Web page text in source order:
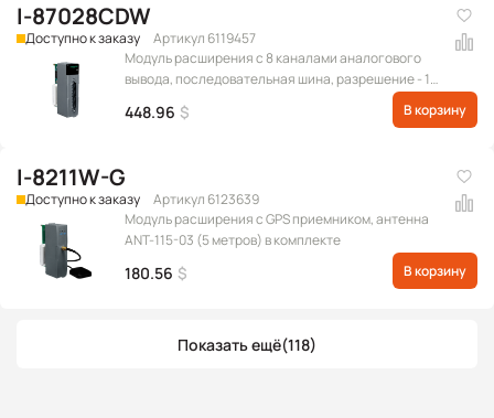
I-87028CDW
Доступно к заказу
Артикул 6119457
Модуль расширения с 8 каналами аналогового
вывода, последовательная шина, разрешение - 12
бит, с межканальной изоляцией (Диапазон
выходных сигналов: 0 ~ +20 мА, +4 ~ +20 мА)
448.96 $ В корзину
I-8211W-G
Доступно к заказу
Артикул 6123639
Модуль расширения с GPS приемником, антенна
ANT-115-03 (5 метров) в комплекте
180.56 $ В корзину
Показать ещё(118)